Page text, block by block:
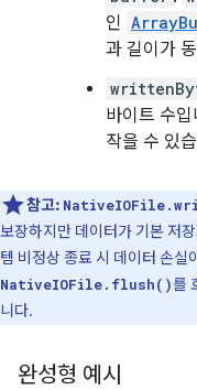
인
과 길이가
바이트 수
작을 수 있
참고:
보장하지만 데이터가 기본 저
템 비정상 종료 시 데이터 손실
NativeIOFile.flush()를
니다.
완성형 예시